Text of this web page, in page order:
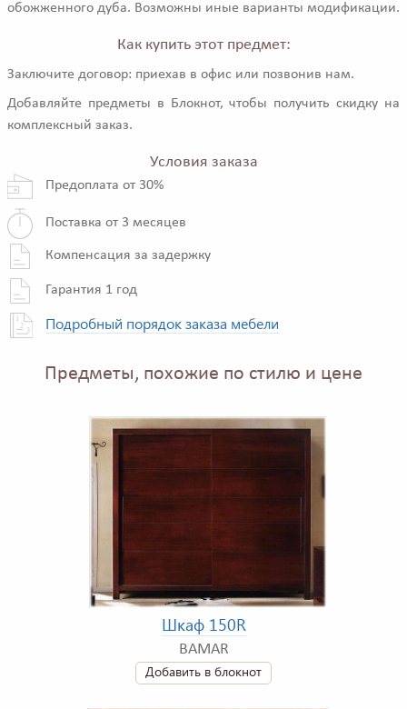
обожженного дуба. Возможны иные варианты модификации.
Как купить этот предмет:
Заключите договор: приехав в офис или позвонив нам.
Добавляйте предметы в Блокнот, чтобы получить скидку на
комплексный заказ.
Условия заказа
Предоплата от 30%
Поставка от 3 месяцев
Компенсация за задержку
Гарантия 1 год
Подробный порядок заказа мебели
Предметы, похожие по стилю и цене
Шкаф 150R
BAMAR
Добавить в блокнот